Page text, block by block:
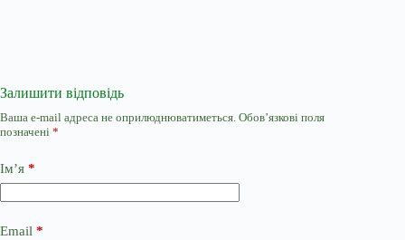
Залишити відповідь
Ваша e-mail адреса не оприлюднюватиметься. Обов’язкові поля
позначені *
Ім’я *
Email *